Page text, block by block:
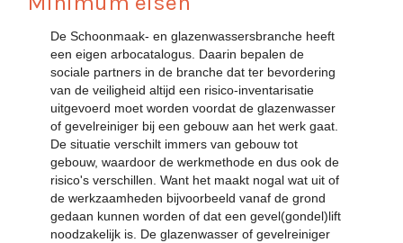
De Schoonmaak- en glazenwassersbranche heeft
een eigen arbocatalogus. Daarin bepalen de
sociale partners in de branche dat ter bevordering
van de veiligheid altijd een risico-inventarisatie
uitgevoerd moet worden voordat de glazenwasser
of gevelreiniger bij een gebouw aan het werk gaat.
De situatie verschilt immers van gebouw tot
gebouw, waardoor de werkmethode en dus ook de
risico's verschillen. Want het maakt nogal wat uit of
de werkzaamheden bijvoorbeeld vanaf de grond
gedaan kunnen worden of dat een gevel(gondel)lift
noodzakelijk is. De glazenwasser of gevelreiniger